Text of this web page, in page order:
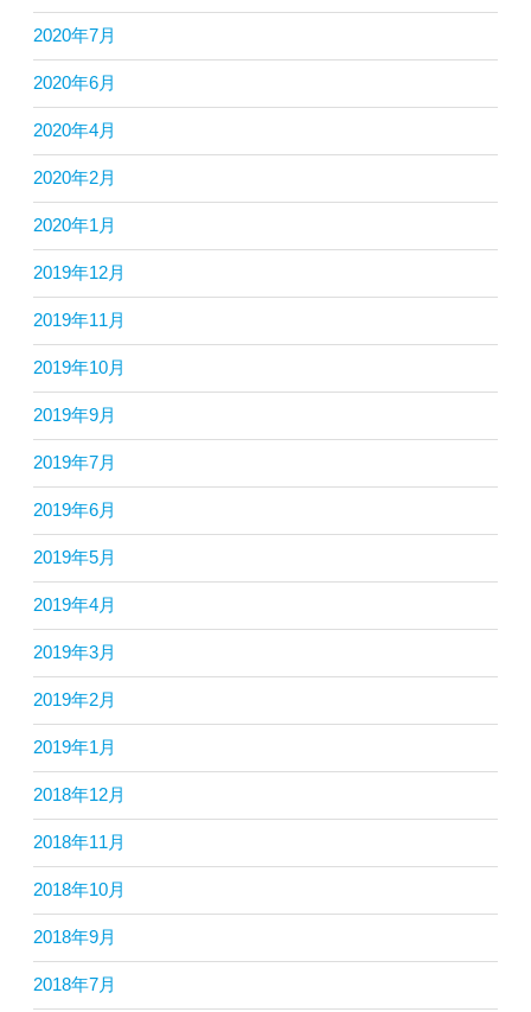
2020年7月
2020年6月
2020年4月
2020年2月
2020年1月
2019年12月
2019年11月
2019年10月
2019年9月
2019年7月
2019年6月
2019年5月
2019年4月
2019年3月
2019年2月
2019年1月
2018年12月
2018年11月
2018年10月
2018年9月
2018年7月